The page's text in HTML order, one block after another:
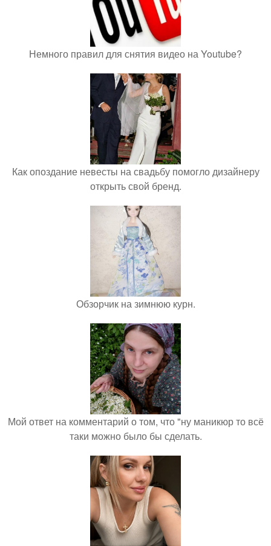
Немного правил для снятия видео на Youtube?
Как опоздание невесты на свадьбу помогло дизайнеру
открыть свой бренд.
Обзорчик на зимнюю курн.
Мой ответ на комментарий о том, что "ну маникюр то всё
таки можно было бы сделать.